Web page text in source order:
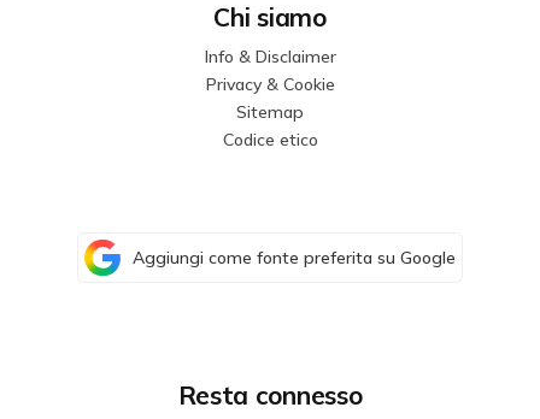
Chi siamo
Info & Disclaimer
Privacy & Cookie
Sitemap
Codice etico
Aggiungi come fonte preferita su Google
Resta connesso